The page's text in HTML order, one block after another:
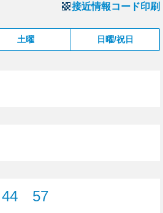
接近情報コード印刷
土曜 日曜/祝日
44
57